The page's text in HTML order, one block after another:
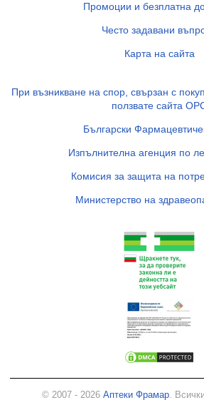
Промоции и безплатна
Често задавани
Карта на сайта
При възникване на спор, свързан с
ползвате сайта
Български
Изпълнителна агенция по
Комисия за защита на
Министерство на
© 2007 - 2026 Аптеки Фрамар.